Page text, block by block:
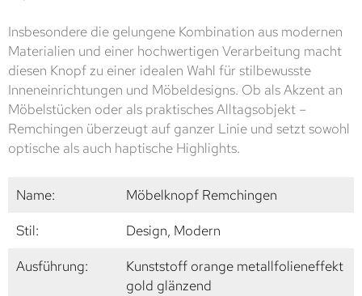
Insbesondere die gelungene Kombination aus modernen
Materialien und einer hochwertigen Verarbeitung macht
diesen Knopf zu einer idealen Wahl für stilbewusste
Inneneinrichtungen und Möbeldesigns. Ob als Akzent an
Möbelstücken oder als praktisches Alltagsobjekt –
Remchingen überzeugt auf ganzer Linie und setzt sowohl
optische als auch haptische Highlights.
Name:
Möbelknopf Remchingen
Stil:
Design, Modern
Ausführung:
Kunststoff orange metallfolieneffekt
gold glänzend